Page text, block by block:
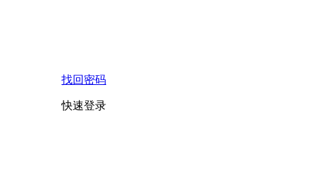
找回密码
快速登录